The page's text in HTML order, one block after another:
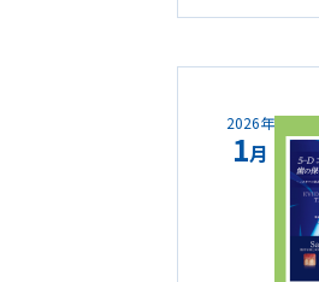
2026年
1月